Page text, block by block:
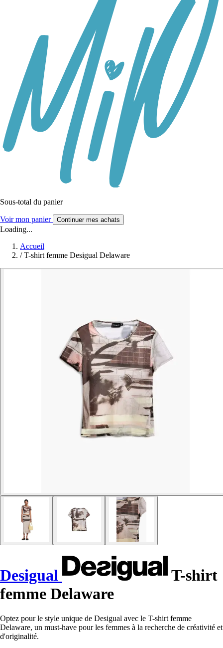
Sous-total du panier
Voir mon panier Continuer mes achats
Loading...
Accueil
/ T-shirt femme Desigual Delaware
Desigual
T-shirt
femme Delaware
Optez pour le style unique de Desigual avec le T-shirt femme
Delaware, un must-have pour les femmes à la recherche de créativité et
d'originalité.